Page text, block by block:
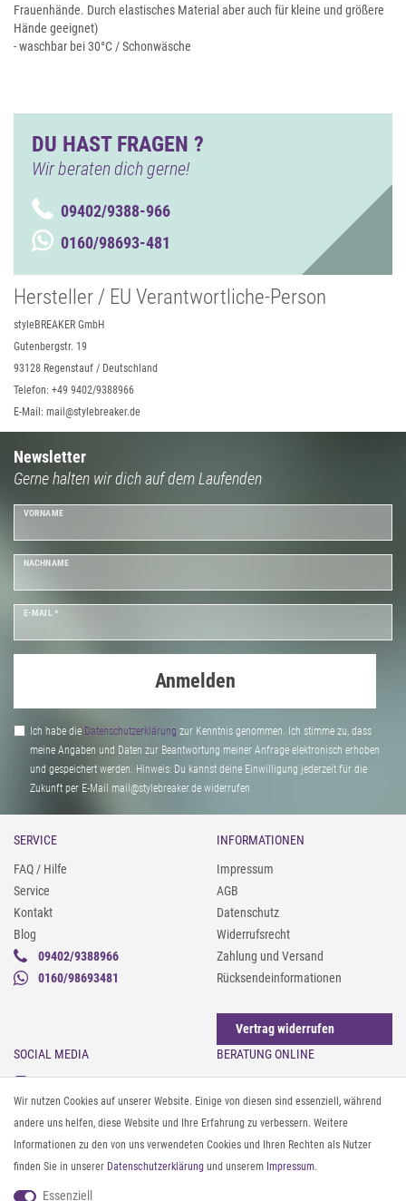
Frauenhände. Durch elastisches Material aber auch für kleine und größere
Hände geeignet)
- waschbar bei 30°C / Schonwäsche
DU HAST FRAGEN ?
Wir beraten dich gerne!
09402/9388-966
0160/98693-481
Hersteller / EU Verantwortliche-Person
styleBREAKER GmbH
Gutenbergstr. 19
93128 Regenstauf / Deutschland
Telefon: +49 9402/9388966
E-Mail: mail@stylebreaker.de
Newsletter
Gerne halten wir dich auf dem Laufenden
VORNAME
NACHNAME
E-MAIL *
Anmelden
Ich habe die Daten­schutz­erklärung zur Kenntnis genommen. Ich stimme zu, dass
meine Angaben und Daten zur Beantwortung meiner Anfrage elektronisch erhoben
und gespeichert werden. Hinweis: Du kannst deine Einwilligung jederzeit für die
Zukunft per E-Mail mail@stylebreaker.de widerrufen
SERVICE
FAQ / Hilfe
Service
Kontakt
Blog
09402/9388966
0160/98693481
INFORMATIONEN
Impressum
AGB
Datenschutz
Widerrufsrecht
Zahlung und Versand
Rücksendeinformationen
Vertrag widerrufen
SOCIAL MEDIA
Instagram
Facebook
Pinterest
Twitter
Youtube
Threads
BERATUNG ONLINE
Gürtel messen & kürzen
Sonnenbrillen & UV-Schutz
Textilpflege
Textil- und Material-Guide
Geldbörse richtig organisieren
Wir nutzen Cookies auf unserer Website. Einige von diesen sind essenziell, während
andere uns helfen, diese Website und Ihre Erfahrung zu verbessern. Weitere
Informationen zu den von uns verwendeten Cookies und Ihren Rechten als Nutzer
finden Sie in unserer Daten­schutz­erklärung und unserem Impressum.
Essenziell